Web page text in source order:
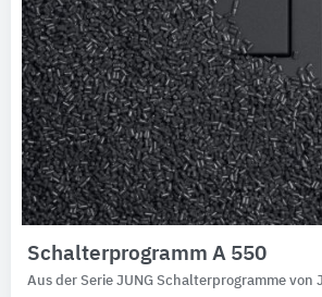
Schalterprogramm A 550
Aus der Serie JUNG Schalterprogramme von